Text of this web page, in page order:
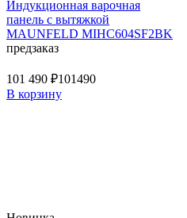
Индукционная варочная
панель с вытяжкой
MAUNFELD MIHC604SF2BK
предзаказ
101 490 ₽101490
В корзину